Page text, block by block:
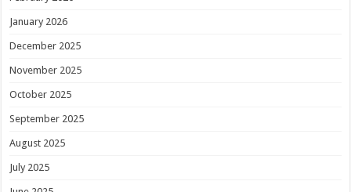
January 2026
December 2025
November 2025
October 2025
September 2025
August 2025
July 2025